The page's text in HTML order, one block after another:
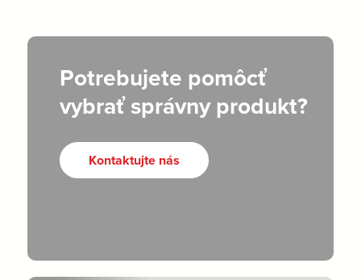
Potrebujete pomôcť
vybrať správny produkt?
Kontaktujte nás